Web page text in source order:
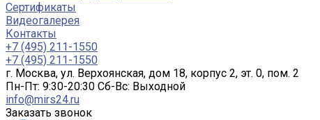
Сертификаты
Видеогалерея
Контакты
+7 (495) 211-1550
+7 (495) 211-1550
г. Москва, ул. Верхоянская, дом 18, корпус 2, эт. 0, пом. 2
Пн-Пт: 9:30-20:30 Cб-Вс: Выходной
info@mirs24.ru
Заказать звонок